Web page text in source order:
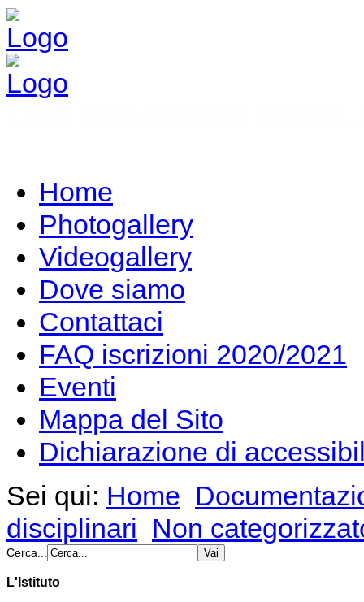
Home
Photogallery
Videogallery
Dove siamo
Contattaci
FAQ iscrizioni 2020/2021
Eventi
Mappa del Sito
Dichiarazione di
Sei qui: Home
disciplinari Non
Cerca...
L'Istituto